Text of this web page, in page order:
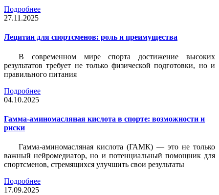
Подробнее
27.11.2025
Лецитин для спортсменов: роль и преимущества
В современном мире спорта достижение высоких
результатов требует не только физической подготовки, но и
правильного питания
Подробнее
04.10.2025
Гамма-аминомасляная кислота в спорте: возможности и
риски
Гамма-аминомасляная кислота (ГАМК) — это не только
важный нейромедиатор, но и потенциальный помощник для
спортсменов, стремящихся улучшить свои результаты
Подробнее
17.09.2025